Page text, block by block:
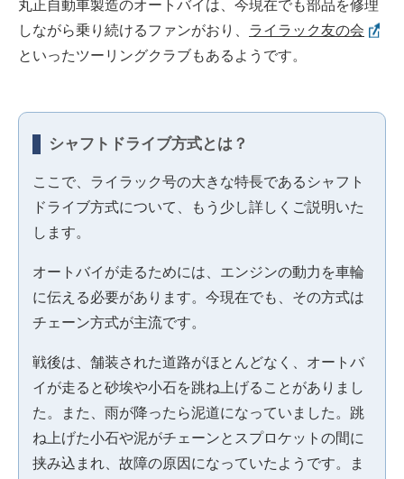
丸正自動車製造のオートバイは、今現在でも部品を修理
しながら乗り続けるファンがおり、 ライラック友の会
といったツーリングクラブもあるようです。
シャフトドライブ方式とは？
ここで、ライラック号の大きな特長であるシャフト
ドライブ方式について、もう少し詳しくご説明いた
します。
オートバイが走るためには、エンジンの動力を車輪
に伝える必要があります。今現在でも、その方式は
チェーン方式が主流です。
戦後は、舗装された道路がほとんどなく、オートバ
イが走ると砂埃や小石を跳ね上げることがありまし
た。また、雨が降ったら泥道になっていました。跳
ね上げた小石や泥がチェーンとスプロケットの間に
挟み込まれ、故障の原因になっていたようです。ま